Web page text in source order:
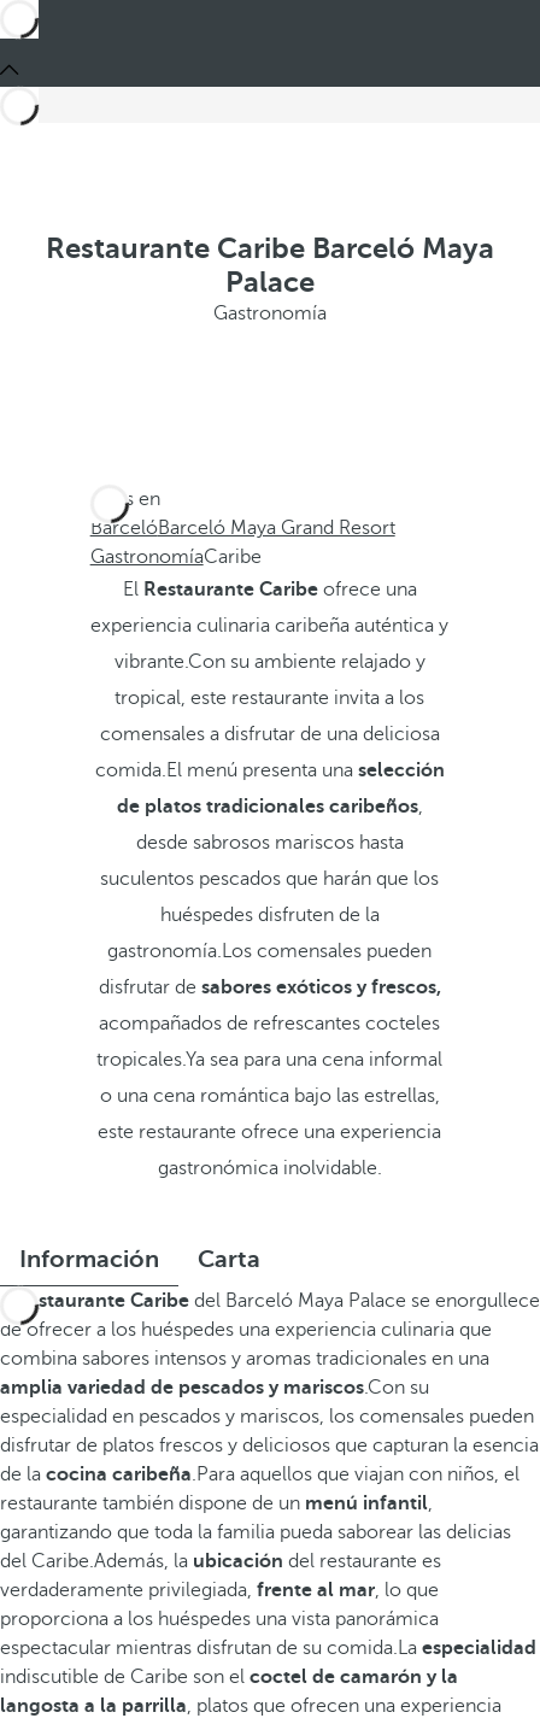
Restaurante Caribe Barceló Maya
Palace
Gastronomía
Estás en
BarcelóBarceló Maya Grand Resort
GastronomíaCaribe
El Restaurante Caribe ofrece una
experiencia culinaria caribeña auténtica y
vibrante.Con su ambiente relajado y
tropical, este restaurante invita a los
comensales a disfrutar de una deliciosa
comida.El menú presenta unaselección
de platos tradicionales caribeños,
desde sabrosos mariscos hasta
suculentos pescados que harán que los
huéspedes disfruten de la
gastronomía.Los comensales pueden
disfrutar de sabores exóticos y frescos,
acompañados de refrescantes cocteles
tropicales.Ya sea para una cena informal
o una cena romántica bajo las estrellas,
este restaurante ofrece una experiencia
gastronómica inolvidable.
Información Carta
restaurante Caribe del Barceló Maya Palace se enorgullece
de ofrecer a los huéspedes una experiencia culinaria que
combina sabores intensos y aromas tradicionales en una
amplia variedad de pescados y mariscos.Con su
especialidad en pescados y mariscos, los comensales pueden
disfrutar de platos frescos y deliciosos que capturan la esencia
de la cocina caribeña.Para aquellos que viajan con niños, el
restaurante también dispone de un menú infantil,
garantizando que toda la familia pueda saborear las delicias
del Caribe.Además, la ubicación del restaurante es
verdaderamente privilegiada, frente al mar, lo que
proporciona a los huéspedes una vista panorámica
espectacular mientras disfrutan de su comida.La especialidad
indiscutible de Caribe son el coctel de camarón y la
langosta a la parrilla, platos que ofrecen una experiencia